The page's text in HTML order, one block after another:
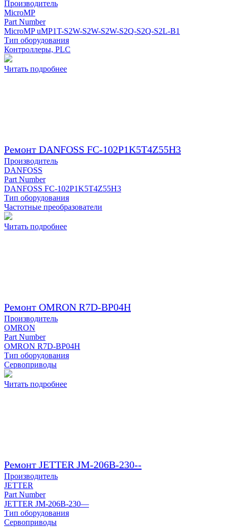
Производитель
MicroMP
Part Number
MicroMP uMP1T-S2W-S2W-S2W-S2Q-S2Q-S2L-B1
Тип оборудования
Контроллеры, PLC
Читать подробнее
Ремонт DANFOSS FC-102P1K5T4Z55H3
Производитель
DANFOSS
Part Number
DANFOSS FC-102P1K5T4Z55H3
Тип оборудования
Частотные преобразователи
Читать подробнее
Ремонт OMRON R7D-BP04H
Производитель
OMRON
Part Number
OMRON R7D-BP04H
Тип оборудования
Сервоприводы
Читать подробнее
Ремонт JETTER JM-206B-230--
Производитель
JETTER
Part Number
JETTER JM-206B-230—
Тип оборудования
Сервоприводы